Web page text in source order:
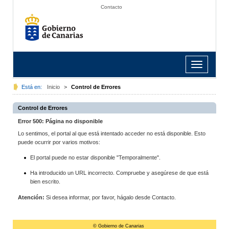
Contacto
Toggle
navigation
Está en: Inicio > Control de Errores
Control de Errores
Error 500: Página no disponible
Lo sentimos, el portal al que está intentado acceder no está disponible. Esto
puede ocurrir por varios motivos:
El portal puede no estar disponible "Temporalmente".
Ha introducido un URL incorrecto. Compruebe y asegúrese de que está
bien escrito.
Atención: Si desea informar, por favor, hágalo desde Contacto.
© Gobierno de Canarias